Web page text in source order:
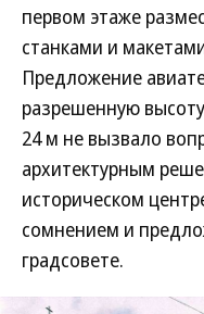
первом этаже
станками и
Предложение
разрешенную
24 м не вызвало
архитектурным
историческом
сомнением и
градсовете.